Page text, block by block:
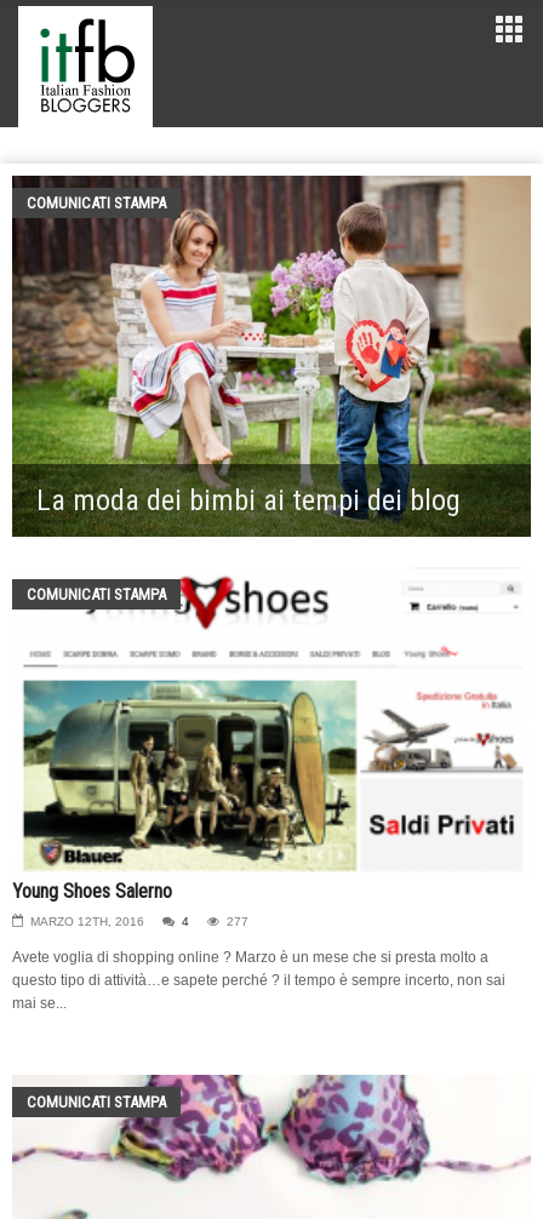
La moda dei bimbi ai tempi dei blog
COMUNICATI STAMPA
COMUNICATI STAMPA
Young Shoes Salerno
MARZO 12TH, 2016 4 277
Avete voglia di shopping online ? Marzo è un mese che si presta molto a
questo tipo di attività…e sapete perché ? il tempo è sempre incerto, non sai
mai se...
COMUNICATI STAMPA